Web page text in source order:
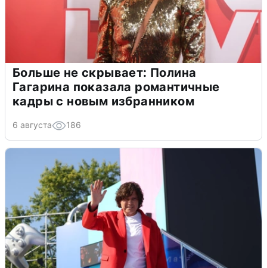
Больше не скрывает: Полина
Гагарина показала романтичные
кадры с новым избранником
6 августа 186